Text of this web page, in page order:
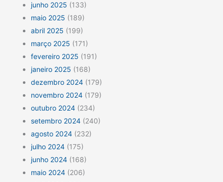
junho 2025 (133)
maio 2025 (189)
abril 2025 (199)
março 2025 (171)
fevereiro 2025 (191)
janeiro 2025 (168)
dezembro 2024 (179)
novembro 2024 (179)
outubro 2024 (234)
setembro 2024 (240)
agosto 2024 (232)
julho 2024 (175)
junho 2024 (168)
maio 2024 (206)